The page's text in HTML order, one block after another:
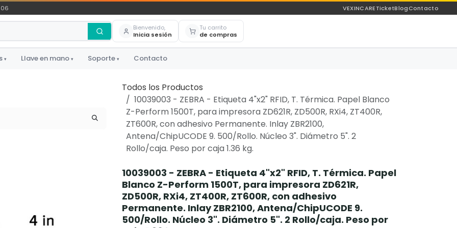
VEXINCARETicketBlogContacto
Bienvenido,
Inicia sesión
Tu carrito
de compras
▾ Llave en mano ▾ Soporte ▾ Contacto
Todos los Productos
10039003 - ZEBRA - Etiqueta 4"x2" RFID, T. Térmica. Papel Blanco
Z-Perform 1500T, para impresora ZD621R, ZD500R, RXi4, ZT400R,
ZT600R, con adhesivo Permanente. Inlay ZBR2100,
Antena/ChipUCODE 9. 500/Rollo. Núcleo 3". Diámetro 5". 2
Rollo/caja. Peso por caja 1.36 kg.
10039003 - ZEBRA - Etiqueta 4"x2" RFID, T. Térmica. Papel
Blanco Z-Perform 1500T, para impresora ZD621R,
ZD500R, RXi4, ZT400R, ZT600R, con adhesivo
Permanente. Inlay ZBR2100, Antena/ChipUCODE 9.
500/Rollo. Núcleo 3". Diámetro 5". 2 Rollo/caja. Peso por